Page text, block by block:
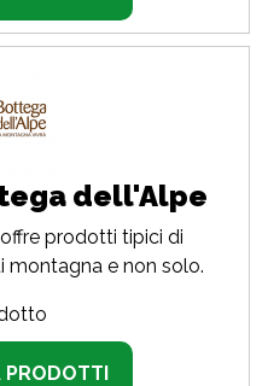
dell'Alpe
prodotti tipici di
e non solo.